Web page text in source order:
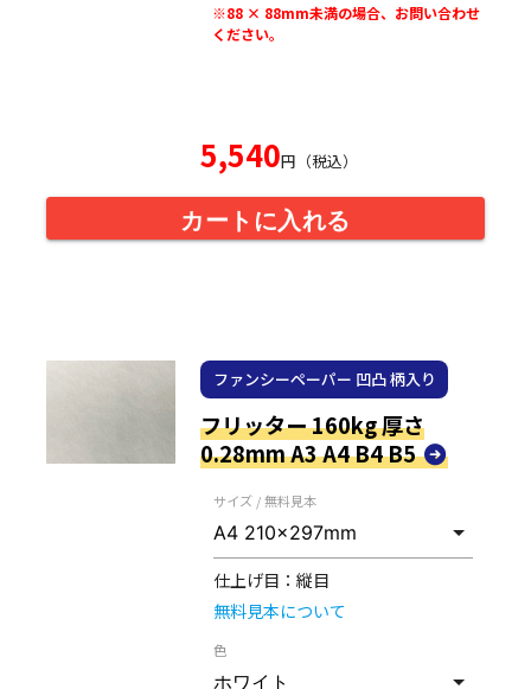
※88 × 88mm未満の場合、お問い合わせ
ください。
5,540円（税込）
カートに入れる
ファンシーペーパー 凹凸 柄入り
フリッター 160kg 厚さ
0.28mm A3 A4 B4 B5
サイズ / 無料見本
仕上げ目： 縦目
無料見本について
色